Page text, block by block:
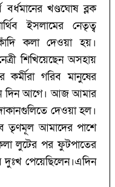
খণ্ডঘোষ ব্লক
ইসলামের নেতৃত্ব
কলা দেওয়া হয়।
শিখিয়েছেন অসহায়
কর্মীরা গরিব মানুষের
দিন আগে। আজ আমার
দেওয়া হল।
তৃণমূল আমাদের পাশে
লুটের পর ফুটপাতের
দুঃখ পেয়েছিলেন।এদিন